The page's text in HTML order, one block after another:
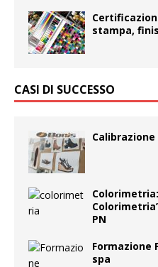
stampa,
CASI DI SUCCESSO
Calibrazione
PN
Formazione
spa